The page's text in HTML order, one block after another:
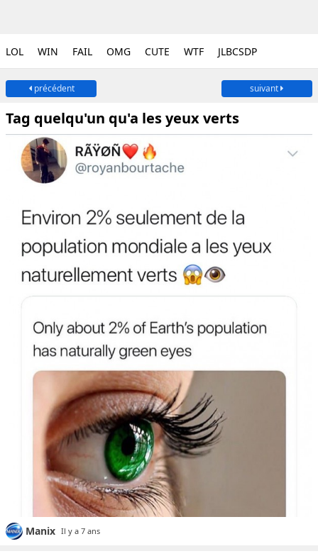
LOL WIN FAIL OMG CUTE WTF JLBCSDP
précédent suivant
Tag quelqu'un qu'a les yeux verts
Manix Il y a 7 ans